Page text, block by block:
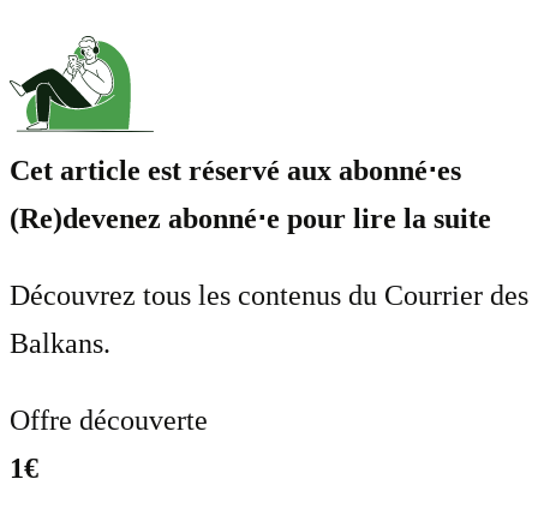
Cet article est réservé aux abonné⋅es
(Re)devenez abonné⋅e pour lire la suite
Découvrez tous les contenus du Courrier des
Balkans.
Offre découverte
1€